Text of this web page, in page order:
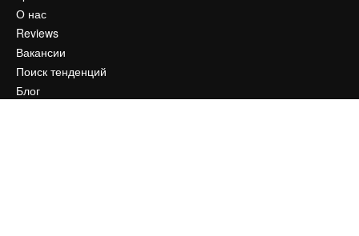
О нас
Reviews
Вакансии
Поиск тенденций
Блог